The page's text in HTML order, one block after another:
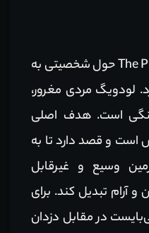
داستان فیلم The Promised Land حول شخصیتی به
لودویگ مردی مغرور،
است. هدف اصلی
است و قصد دارد تا به
وسیع و غیرقابل
آرام تبدیل کند. برای
در مقابل دزدان